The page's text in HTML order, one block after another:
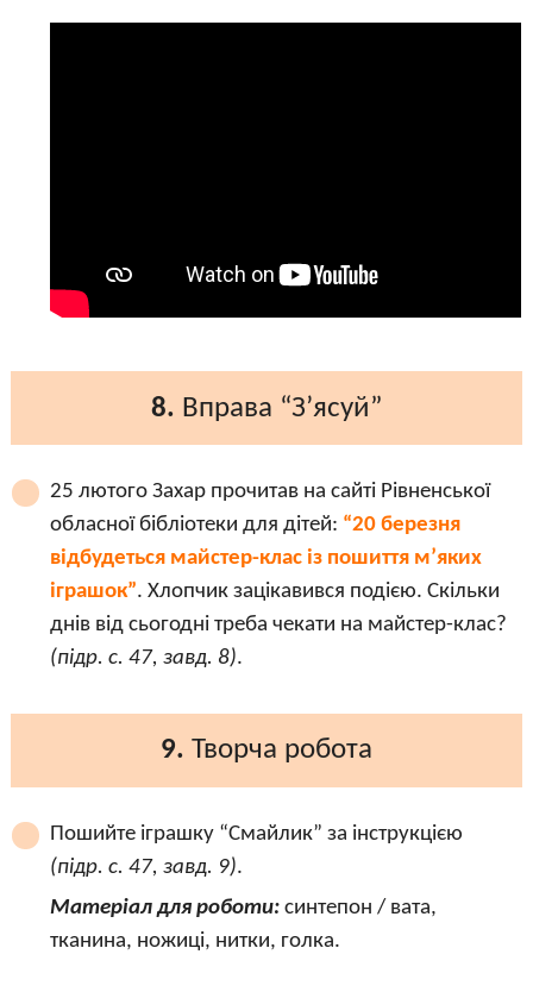
8. Вправа “З’ясуй”
25 лютого Захар прочитав на сайті Рівненської
обласної бібліотеки для дітей: “20 березня
відбудеться майстер-клас із пошиття м’яких
іграшок”. Хлопчик зацікавився подією. Скільки
днів від сьогодні треба чекати на майстер-клас?
(підр. с. 47, завд. 8).
9. Творча робота
Пошийте іграшку “Смайлик” за інструкцією
(підр. с. 47, завд. 9).
Матеріал для роботи: синтепон / вата,
тканина, ножиці, нитки, голка.